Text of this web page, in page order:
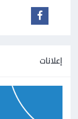
إعلانات